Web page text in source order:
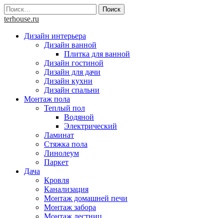
Skip
to
Найти:
terhouse.ru
Дизайн интерьера
Дизайн ванной
Плитка для ванной
Дизайн гостиной
Дизайн для дачи
Дизайн кухни
Дизайн спальни
Монтаж пола
Теплый пол
Водяной
Электрический
Ламинат
Стяжка пола
Линолеум
Паркет
Дача
Кровля
Канализация
Монтаж домашней печи
Монтаж забора
Монтаж лестниц